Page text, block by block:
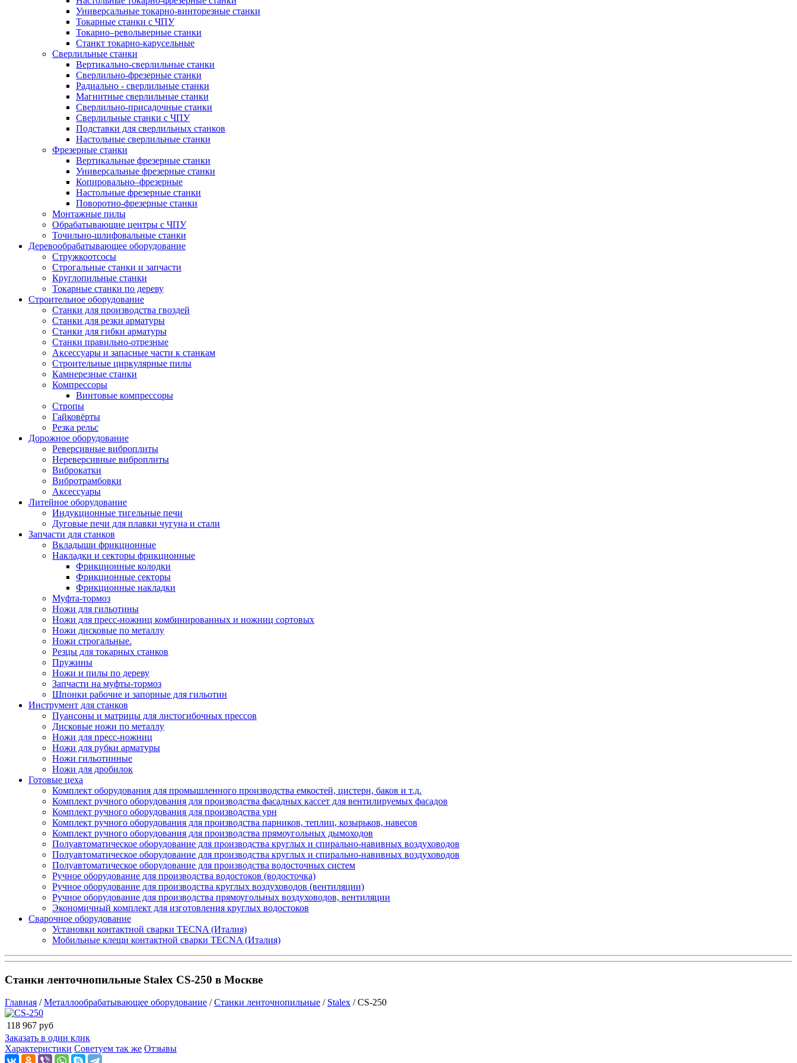
Универсальные токарно-винторезные станки
Токарные станки с ЧПУ
Токарно–револьверные станки
Станкт токарно-карусельные
Сверлильные станки
Вертикально-сверлильные станки
Сверлильно-фрезерные станки
Радиально - сверлильные станки
Магнитные сверлильные станки
Сверлильно-присадочные станки
Сверлильные станки с ЧПУ
Подставки для сверлильных станков
Настольные сверлильные станки
Фрезерные станки
Вертикальные фрезерные станки
Универсальные фрезерные станки
Копировально–фрезерные
Настольные фрезерные станки
Поворотно-фрезерные станки
Монтажные пилы
Обрабатывающие центры с ЧПУ
Точильно-шлифовальные станки
Деревообрабатывающее оборудование
Стружкоотсосы
Строгальные станки и запчасти
Круглопильные станки
Токарные станки по дереву
Строительное оборудование
Станки для производства гвоздей
Станки для резки арматуры
Станки для гибки арматуры
Станки правильно-отрезные
Аксессуары и запасные части к станкам
Строительные циркулярные пилы
Камнерезные станки
Компрессоры
Винтовые компрессоры
Стропы
Гайковёрты
Резка рельс
Дорожное оборудование
Реверсивные виброплиты
Нереверсивные виброплиты
Виброкатки
Вибротрамбовки
Аксессуары
Литейное оборудование
Индукционные тигельные печи
Дуговые печи для плавки чугуна и стали
Запчасти для станков
Вкладыши фрикционные
Накладки и секторы фрикционные
Фрикционные колодки
Фрикционные секторы
Фрикционные накладки
Муфта-тормоз
Ножи для гильотины
Ножи для пресс-ножниц комбинированных и ножниц сортовых
Ножи дисковые по металлу
Ножи строгальные.
Резцы для токарных станков
Пружины
Ножи и пилы по дереву
Запчасти на муфты-тормоз
Шпонки рабочие и запорные для гильотин
Инструмент для станков
Пуансоны и матрицы для листогибочных прессов
Дисковые ножи по металлу
Ножи для пресс-ножниц
Ножи для рубки арматуры
Ножи гильотинные
Ножи для дробилок
Готовые цеха
Комплект оборудования для промышленного производства емкостей, цистерн, баков и т.д.
Комплект ручного оборудования для производства фасадных кассет для вентилируемых фасадов
Комплект ручного оборудования для производства урн
Комплект ручного оборудования для производства парников, теплиц, козырьков, навесов
Комплект ручного оборудования для производства прямоугольных дымоходов
Полуавтоматическое оборудование для производства круглых и спирально-навивных воздуховодов
Полуавтоматическое оборудование для производства круглых и спирально-навивных воздуховодов
Полуавтоматическое оборудование для производства водосточных систем
Ручное оборудование для производства водостоков (водосточка)
Ручное оборудование для производства круглых воздуховодов (вентиляции)
Ручное оборудование для производства прямоугольных воздуховодов, вентиляции
Экономичный комплект для изготовления круглых водостоков
Сварочное оборудование
Установки контактной сварки TECNA (Италия)
Мобильные клещи контактной сварки TECNA (Италия)
Станки ленточнопильные Stalex CS-250 в Москве
Главная /Металлообрабатывающее оборудование /Станки ленточнопильные / Stalex / CS-250
118 967 руб
Заказать в один клик
Характеристики Советуем так же Отзывы